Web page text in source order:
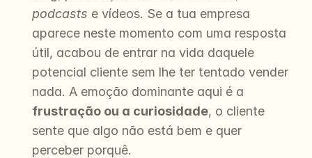
podcasts e vídeos. Se a tua empresa
aparece neste momento com uma resposta
útil, acabou de entrar na vida daquele
potencial cliente sem lhe ter tentado vender
frustração ou a curiosidade, o cliente
sente que algo não está bem e quer
perceber porquê.